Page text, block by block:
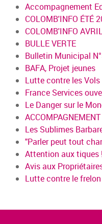
Accompagnement
COLOMB'INFO ÉTÉ
COLOMB'INFO
BULLE VERTE
Bulletin Municipal
BAFA, Projet jeunes
Lutte contre les Vols
France Services
Le Danger sur le
Les Sublimes
"Parler peut tout
Attention aux tiques !
Avis aux
Lutte contre le